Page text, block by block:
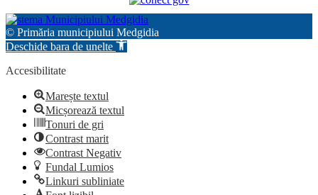
© Primăria municipiului Medgidia
Deschide bara de unelte
Accesibilitate
Marește textul
Micșorează textul
Tonuri de gri
Contrast marit
Contrast Negativ
Fundal Lumios
Linkuri subliniate